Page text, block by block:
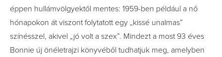
éppen hullámvölgyektől mentes: 1959-ben például a nő
hónapokon át viszont folytatott egy „kissé unalmas”
színésszel, akivel „jó volt a szex”. Mindezt a most 93 éves
Bonnie új önéletrajzi könyvéből tudhatjuk meg, amelyben